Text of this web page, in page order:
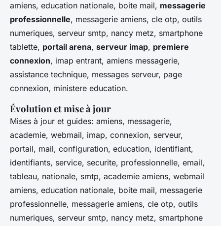
amiens, education nationale, boite mail, messagerie
professionnelle, messagerie amiens, cle otp, outils
numeriques, serveur smtp, nancy metz, smartphone
tablette, portail arena, serveur imap, premiere
connexion, imap entrant, amiens messagerie,
assistance technique, messages serveur, page
connexion, ministere education.
Évolution et mise à jour
Mises à jour et guides: amiens, messagerie,
academie, webmail, imap, connexion, serveur,
portail, mail, configuration, education, identifiant,
identifiants, service, securite, professionnelle, email,
tableau, nationale, smtp, academie amiens, webmail
amiens, education nationale, boite mail, messagerie
professionnelle, messagerie amiens, cle otp, outils
numeriques, serveur smtp, nancy metz, smartphone